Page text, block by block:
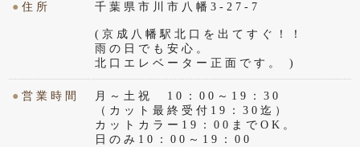
●住所 千葉県市川市八幡3-27-7
(京成八幡駅北口を出てすぐ！！
雨の日でも安心。
北口エレベーター正面です。 )
●営業時間
月～土祝 10：00～19：30
（カット最終受付19：30迄）
カットカラー19：00までOK。
日のみ10：00～19：00